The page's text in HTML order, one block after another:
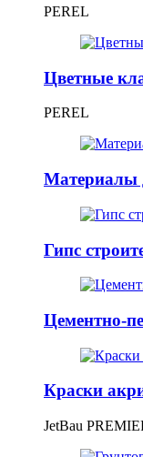
PEREL
Цветные
PEREL
Материалы
Гипс
Цементно-
Краски
JetBau